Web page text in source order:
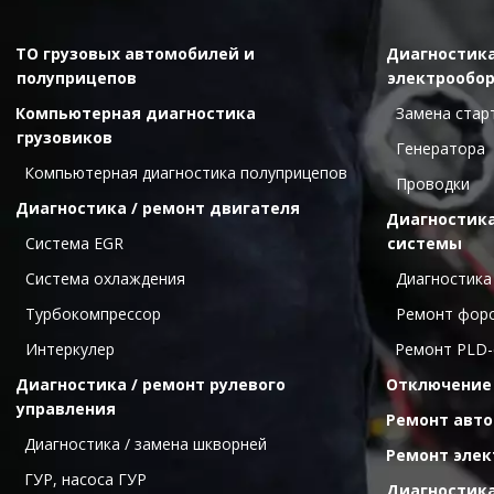
ТО грузовых автомобилей и
полуприцепов
Компьютерная диагностика
грузовиков
Компьютерная диагностика полуприцепов
Диагностика / ремонт двигателя
  Cистема ЕGR
  Система охлаждения
  Турбокомпрессор
  Интеркулер
Диагностика / ремонт рулевого
управления
Диагностика / замена шкворней
ГУР, насоса ГУР
Замена
  Генератора
  Проводки
системы
Ремонт
Ремонт
Отключение
Ремонт
Ремонт